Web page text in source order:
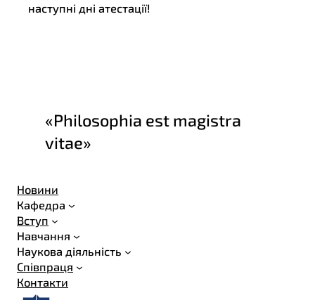
наступні дні атестації!
«Philosophia est magistra
vitae»
Новини
Кафедра
Вступ
Навчання
Наукова діяльність
Співпраця
Контакти